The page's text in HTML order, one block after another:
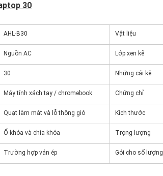
30
AHL-B30 Vật liệu
Nguồn AC Lớp xen kẽ
30 Những cái kệ
Máy tính xách tay / chromebook Chứng chỉ
Quạt làm mát và lỗ thông gió Kích thước
Ổ khóa và chìa khóa Trọng lượng
Trường hợp ván ép Gói cho số lượng